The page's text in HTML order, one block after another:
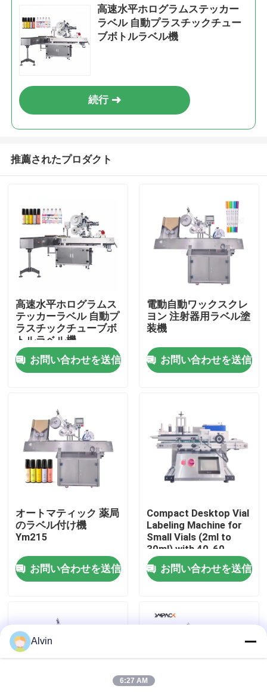
家
ビデオ
私達について
品質管理
私達に連絡しなさい
引用を要求しなさい
高速水平ホログラムステッカー
ラベル 自動プラスチックチュー
ブボトルラベル機
続行
推薦されたプロダクト
高速水平ホログラムス
テッカーラベル 自動プ
ラスチックチューブボ
トルラベル機
お問い合わせを送信
電動自動ワックスクレ
ヨン 注射器用ラベル塗
装機
お問い合わせを送信
オートマティック 薬局
のラベル付け機
Ym215
お問い合わせを送信
Compact Desktop Vial
Labeling Machine for
Small Vials (2ml to
30ml) with 40-60
Vials/Minute
お問い合わせを送信
Alvin
6:27 AM